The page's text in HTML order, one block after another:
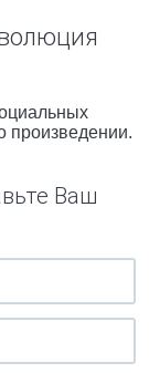
произведении.
Ваш